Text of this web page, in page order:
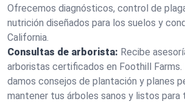
Ofrecemos diagnósticos, control de
nutrición diseñados para los suelos y
California.
Consultas de arborista: Recibe
arboristas certificados en Foothill Farms.
damos consejos de plantación y planes
mantener tus árboles sanos y listos